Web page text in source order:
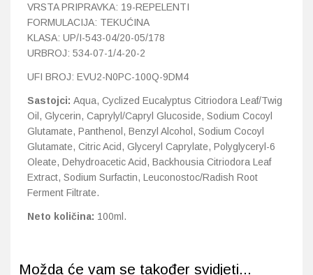
VRSTA PRIPRAVKA: 19-REPELENTI
FORMULACIJA: TEKUĆINA
KLASA: UP/I-543-04/20-05/178
URBROJ: 534-07-1/4-20-2
UFI BROJ: EVU2-N0PC-100Q-9DM4
Sastojci: Aqua, Cyclized Eucalyptus Citriodora Leaf/Twig
Oil, Glycerin, Caprylyl/Capryl Glucoside, Sodium Cocoyl
Glutamate, Panthenol, Benzyl Alcohol, Sodium Cocoyl
Glutamate, Citric Acid, Glyceryl Caprylate, Polyglyceryl-6
Oleate, Dehydroacetic Acid, Backhousia Citriodora Leaf
Extract, Sodium Surfactin, Leuconostoc/Radish Root
Ferment Filtrate.
Neto količina: 100ml.
Možda će vam se također svidjeti...